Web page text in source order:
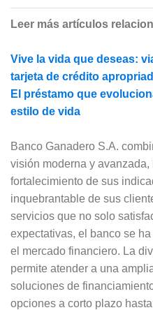
Leer más artículos
Vive la vida que deseas:
tarjeta de crédito
El préstamo que
estilo de vida
Banco Ganadero S.A.
visión moderna y
fortalecimiento de sus
inquebrantable de sus
servicios que no solo
expectativas, el banco se
el mercado financiero. La
permite atender a una
soluciones de
opciones a corto plazo